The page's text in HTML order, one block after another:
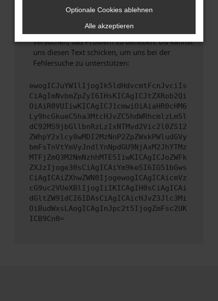
Wende dich an den Webseitenbetreiber.
hast, kontaktiere uns bitte. Wir werden
versuchen, das Problem zu beheben. Du kannst
uns diesen Text schicken, um uns bei der
Fehlersuche zu unterstützen:
ewogICJuYW1lIjogIk5ldHdvcmtFcnJvciIs
CiAgImNvbmZpZyI6IHsKICAgICJtZXRob2Qi
OiAiR0VUIiwKICAgICJ1cmwiOiAiaHR0cHM6
Ly9hcGkueC5ha3MtcHJvZC5hdWRhcmlzLm5l
dC92MS9jbGllbnRzLzIxNTMvd2Vic2l0ZS12
ZWhpY2xlcy8wMDI2MzNnP2ZpZWxkPWludGVy
bmFsTnVtYmVyJndlYnNpdGU9NjAxM2JhYTMz
MTFjZmQ3M2NmNzhhMTE5IiwKICAgICJoZWFk
ZXJzIjoge30sCiAgICAiYm9keSI6IG51bGws
CiAgICAiZXhwZWN0IjogewogICAgICAicmVz
cG9uc2VUeXBlIjogIiIKICAgIH0sCiAgICAi
dGltZW91dCI6IDAsCiAgICAicHJvZ3Jlc3Mi
OiBudWxsLAogICAgInJpc2t5IjogZmFsc2UK
ICB9Cn0=
Optionale Cookies ablehnen
Alle akzeptieren